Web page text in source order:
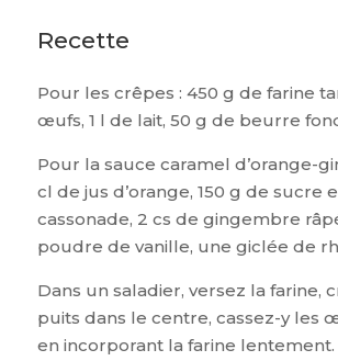
Recette
Pour les crêpes : 450 g de farine
œufs, 1 l de lait, 50 g de beurre
Pour la sauce caramel d’orange-
cl de jus d’orange, 150 g de sucre
cassonade, 2 cs de gingembre
poudre de vanille, une giclée de
Dans un saladier, versez la farine,
puits dans le centre, cassez-y les
en incorporant la farine lentement.